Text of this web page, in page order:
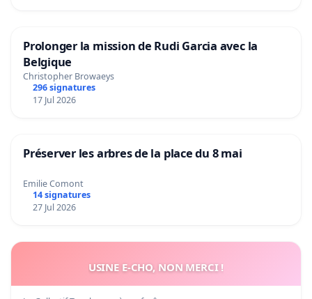
Prolonger la mission de Rudi Garcia avec la
Belgique
Christopher Browaeys
296 signatures
17 Jul 2026
Préserver les arbres de la place du 8 mai
Emilie Comont
14 signatures
27 Jul 2026
USINE E-CHO, NON MERCI !